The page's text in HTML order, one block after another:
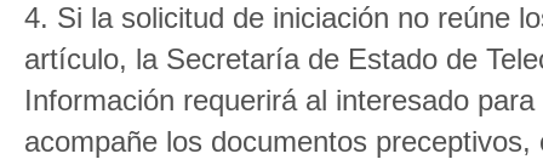
4. Si la solicitud de iniciación no reúne
artículo, la Secretaría de Estado de
Información requerirá al interesado
acompañe los documentos